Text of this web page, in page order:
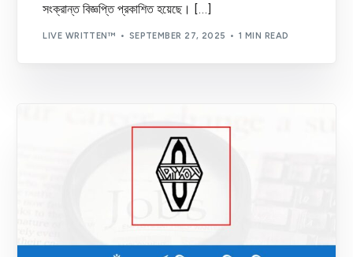
সংক্রান্ত বিজ্ঞপ্তি প্রকাশিত হয়েছে। […]
LIVE WRITTEN™ SEPTEMBER 27, 2025 1 MIN READ